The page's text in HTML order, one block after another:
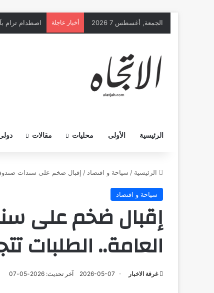
الجمعة, أغسطس 7 2026 أخبار عاجلة اصطدام ترام بآخر يخلّف 25
الرئيسية الأولى محليات مقالات
الرئيسية / سياحة و اقتصاد / إقبال ضخم على سندات صندوق
سياحة و اقتصاد
إقبال ضخم على
العامة.. الطلبات تتجاوز 21
غرفة الاخبار 2026-05-07 آخر تحديث: 2026-05-07